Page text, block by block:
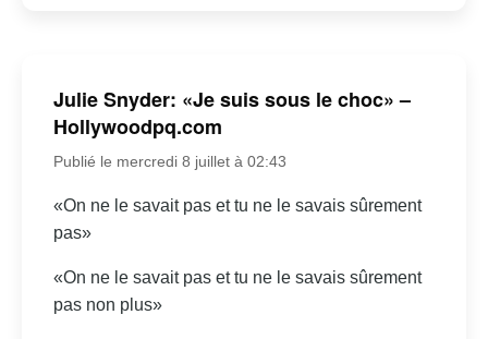
Julie Snyder: «Je suis sous le choc» –
Hollywoodpq.com
Publié le mercredi 8 juillet à 02:43
«On ne le savait pas et tu ne le savais sûrement
pas»
«On ne le savait pas et tu ne le savais sûrement
pas non plus»